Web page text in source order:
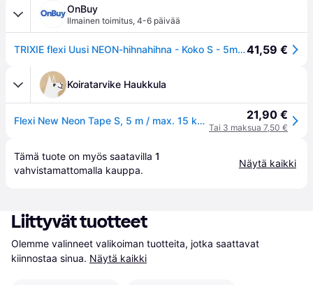
OnBuy
Ilmainen toimitus, 4-6 päivää
TRIXIE flexi Uusi NEON-hihnahihna - Koko S - 5m - Neon pinkki41,59 €
Koiratarvike Haukkula
Flexi New Neon Tape S, 5 m / max. 15 kg, Vihreä 21,90 €
Tai 3 maksua 7,50 €
Tämä tuote on myös saatavilla 1
vahvistamattomalla kauppa.
Näytä kaikki
Liittyvät tuotteet
Olemme valinneet valikoiman tuotteita, jotka saattavat
kiinnostaa sinua. Näytä kaikki